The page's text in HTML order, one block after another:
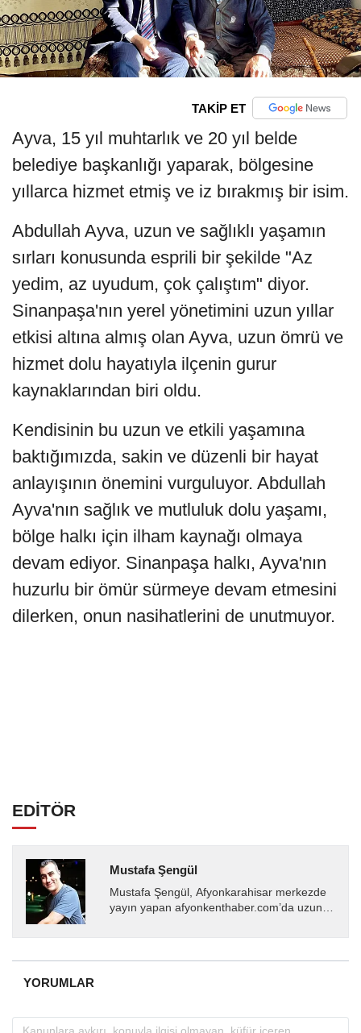
TAKİP ET
Ayva, 15 yıl muhtarlık ve 20 yıl belde
belediye başkanlığı yaparak, bölgesine
yıllarca hizmet etmiş ve iz bırakmış bir isim.
Abdullah Ayva, uzun ve sağlıklı yaşamın
sırları konusunda esprili bir şekilde "Az
yedim, az uyudum, çok çalıştım" diyor.
Sinanpaşa'nın yerel yönetimini uzun yıllar
etkisi altına almış olan Ayva, uzun ömrü ve
hizmet dolu hayatıyla ilçenin gurur
kaynaklarından biri oldu.
Kendisinin bu uzun ve etkili yaşamına
baktığımızda, sakin ve düzenli bir hayat
anlayışının önemini vurguluyor. Abdullah
Ayva'nın sağlık ve mutluluk dolu yaşamı,
bölge halkı için ilham kaynağı olmaya
devam ediyor. Sinanpaşa halkı, Ayva'nın
huzurlu bir ömür sürmeye devam etmesini
dilerken, onun nasihatlerini de unutmuyor.
EDİTÖR
Mustafa Şengül
Mustafa Şengül, Afyonkarahisar merkezde
yayın yapan afyonkenthaber.com’da uzun
almakta, haber akışı...
YORUMLAR